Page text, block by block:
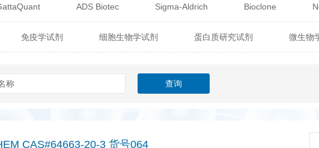
ADS Biotec Sigma-Aldrich Bioclone
热销产品 辰辉创聚生物® (Nebulabio) BPS Bioscience
免疫学试剂 细胞生物学试剂 蛋白质研究试剂 微生物
CAS#64663-20-3 货号064